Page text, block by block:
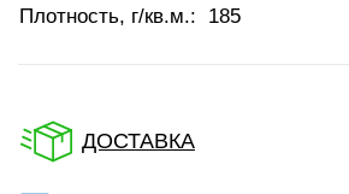
Плотность, г/кв.м.:
185
ДОСТАВКА